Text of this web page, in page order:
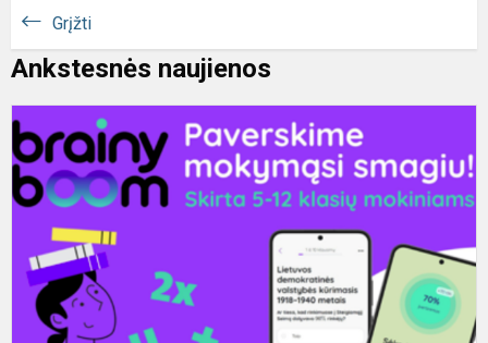
Grįžti
Ankstesnės naujienos